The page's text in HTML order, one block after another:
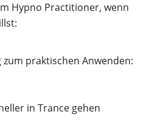
Hypno Practitioner, wenn
praktischen Anwenden:
in Trance gehen